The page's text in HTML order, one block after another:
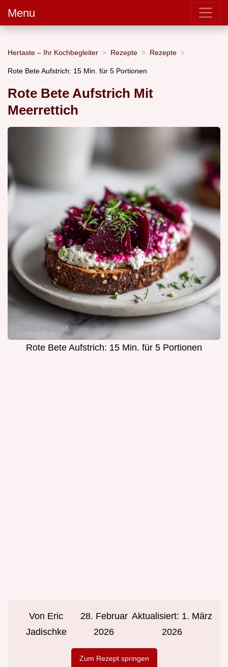
Menu
Hertaste – Ihr Kochbegleiter Rezepte Rezepte
Rote Bete Aufstrich: 15 Min. für 5 Portionen
Rote Bete Aufstrich Mit
Meerrettich
Rote Bete Aufstrich: 15 Min. für 5 Portionen
Von Eric
Jadischke
28. Februar
2026
Aktualisiert: 1. März
2026
Zum Rezept springen